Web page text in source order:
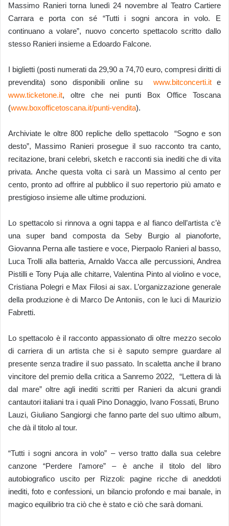
Massimo Ranieri torna lunedì 24 novembre al Teatro Cartiere
Carrara e porta con sé “Tutti i sogni ancora in volo. E
continuano a volare”, nuovo concerto spettacolo scritto dallo
stesso Ranieri insieme a Edoardo Falcone.
I biglietti (posti numerati da 29,90 a 74,70 euro, compresi diritti di
prevendita) sono disponibili online su www.bitconcerti.ite
www.ticketone.it, oltre che nei punti Box Office Toscana
(www.boxofficetoscana.it/punti-vendita).
Archiviate le oltre 800 repliche dello spettacolo “Sogno e son
desto”, Massimo Ranieri prosegue il suo racconto tra canto,
recitazione, brani celebri, sketch e racconti sia inediti che di vita
privata. Anche questa volta ci sarà un Massimo al cento per
cento, pronto ad offrire al pubblico il suo repertorio più amato e
prestigioso insieme alle ultime produzioni.
Lo spettacolo si rinnova a ogni tappa e al fianco dell’artista c’è
una super band composta da Seby Burgio al pianoforte,
Giovanna Perna alle tastiere e voce, Pierpaolo Ranieri al basso,
Luca Trolli alla batteria, Arnaldo Vacca alle percussioni, Andrea
Pistilli e Tony Puja alle chitarre, Valentina Pinto al violino e voce,
Cristiana Polegri e Max Filosi ai sax. L’organizzazione generale
della produzione è di Marco De Antoniis, con le luci di Maurizio
Fabretti.
Lo spettacolo è il racconto appassionato di oltre mezzo secolo
di carriera di un artista che si è saputo sempre guardare al
presente senza tradire il suo passato. In scaletta anche il brano
vincitore del premio della critica a Sanremo 2022, “Lettera di là
dal mare” oltre agli inediti scritti per Ranieri da alcuni grandi
cantautori italiani tra i quali Pino Donaggio, Ivano Fossati, Bruno
Lauzi, Giuliano Sangiorgi che fanno parte del suo ultimo album,
che dà il titolo al tour.
“Tutti i sogni ancora in volo” – verso tratto dalla sua celebre
canzone “Perdere l’amore” – è anche il titolo del libro
autobiografico uscito per Rizzoli: pagine ricche di aneddoti
inediti, foto e confessioni, un bilancio profondo e mai banale, in
magico equilibrio tra ciò che è stato e ciò che sarà domani.